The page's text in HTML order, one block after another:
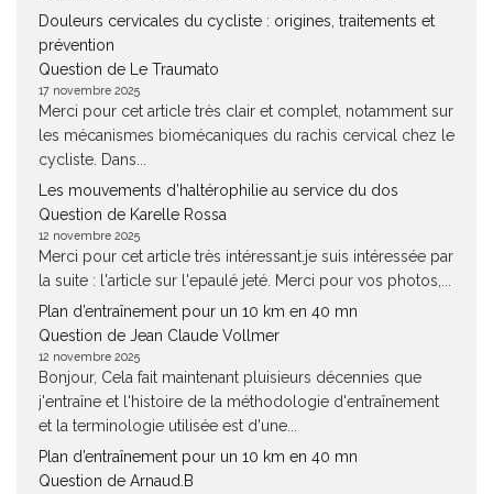
Douleurs cervicales du cycliste : origines, traitements et
prévention
Question de Le Traumato
17 novembre 2025
Merci pour cet article très clair et complet, notamment sur
les mécanismes biomécaniques du rachis cervical chez le
cycliste. Dans...
Les mouvements d’haltérophilie au service du dos
Question de Karelle Rossa
12 novembre 2025
Merci pour cet article très intéressant.je suis intéressée par
la suite : l'article sur l'epaulé jeté. Merci pour vos photos,...
Plan d’entraînement pour un 10 km en 40 mn
Question de Jean Claude Vollmer
12 novembre 2025
Bonjour, Cela fait maintenant pluisieurs décennies que
j'entraîne et l'histoire de la méthodologie d'entraînement
et la terminologie utilisée est d'une...
Plan d’entraînement pour un 10 km en 40 mn
Question de Arnaud.B